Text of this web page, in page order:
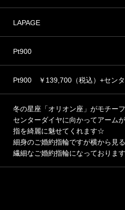
LAPAGE
Pt900
Pt900 ￥139,700（税込）+センタ
冬の星座「オリオン座」がモチー
センターダイヤに向かってアーム
指を綺麗に魅せてくれます☆
細身のご婚約指輪ですが横から見
繊細なご婚約指輪になっております